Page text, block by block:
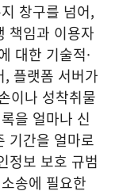
창구를 넘어,
책임과 이용자
대한 기술적·
플랫폼 서버가
이나 성착취물
을 얼마나 신
기간을 얼마로
정보 보호 규범
송에 필요한